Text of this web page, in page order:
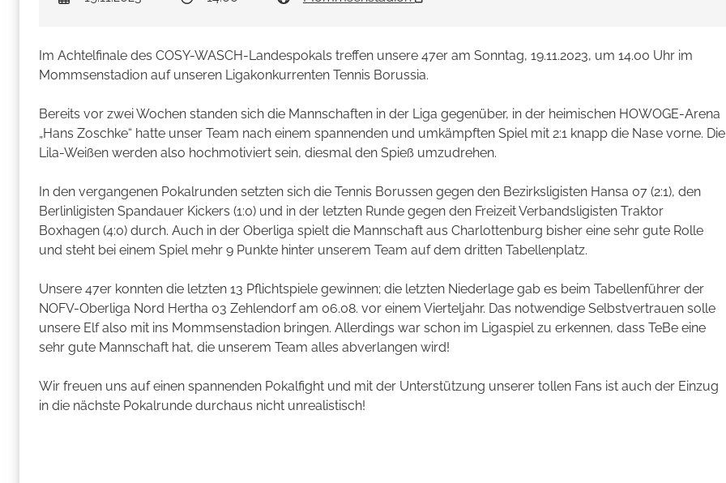
Im Achtelfinale des COSY-WASCH-Landespokals treffen unsere 47er am Sonntag, 19.11.2023, um 14.00 Uhr im
Mommsenstadion auf unseren Ligakonkurrenten Tennis Borussia.
Bereits vor zwei Wochen standen sich die Mannschaften in der Liga gegenüber, in der heimischen HOWOGE-Arena
„Hans Zoschke“ hatte unser Team nach einem spannenden und umkämpften Spiel mit 2:1 knapp die Nase vorne. Die
Lila-Weißen werden also hochmotiviert sein, diesmal den Spieß umzudrehen.
In den vergangenen Pokalrunden setzten sich die Tennis Borussen gegen den Bezirksligisten Hansa 07 (2:1), den
Berlinligisten Spandauer Kickers (1:0) und in der letzten Runde gegen den Freizeit Verbandsligisten Traktor
Boxhagen (4:0) durch. Auch in der Oberliga spielt die Mannschaft aus Charlottenburg bisher eine sehr gute Rolle
und steht bei einem Spiel mehr 9 Punkte hinter unserem Team auf dem dritten Tabellenplatz.
Unsere 47er konnten die letzten 13 Pflichtspiele gewinnen; die letzten Niederlage gab es beim Tabellenführer der
NOFV-Oberliga Nord Hertha 03 Zehlendorf am 06.08. vor einem Vierteljahr. Das notwendige Selbstvertrauen solle
unsere Elf also mit ins Mommsenstadion bringen. Allerdings war schon im Ligaspiel zu erkennen, dass TeBe eine
sehr gute Mannschaft hat, die unserem Team alles abverlangen wird!
Wir freuen uns auf einen spannenden Pokalfight und mit der Unterstützung unserer tollen Fans ist auch der Einzug
in die nächste Pokalrunde durchaus nicht unrealistisch!